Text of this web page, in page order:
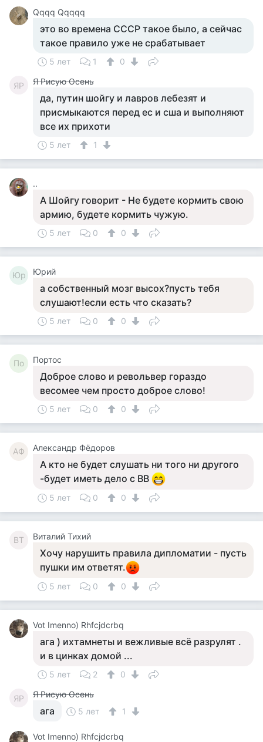
Qqqq Qqqqq
это во времена СССР такое было, а сейчас
такое правило уже не срабатывает
5 лет 1 0
ЯР Я Рисую Осень
да, путин шойгу и лавров лебезят и
присмыкаются перед ес и сша и выполняют
все их прихоти
5 лет 1
..
А Шойгу говорит - Не будете кормить свою
армию, будете кормить чужую.
5 лет 0 0
Юр Юрий
а собственный мозг высох?пусть тебя
слушают!если есть что сказать?
5 лет 0 0
По Портос
Доброе слово и револьвер гораздо
весомее чем просто доброе слово!
5 лет 0 0
АФ Александр Фёдоров
А кто не будет слушать ни того ни другого
-будет иметь дело с ВВ
5 лет 0 0
ВТ Виталий Тихий
Хочу нарушить правила дипломатии - пусть
пушки им ответят.
5 лет 0 0
Vot Imenno) Rhfcjdcrbq
ага ) ихтамнеты и вежливые всё разрулят .
и в цинках домой ...
5 лет 2 0
ЯР Я Рисую Осень
ага 5 лет 1
Vot Imenno) Rhfcjdcrbq